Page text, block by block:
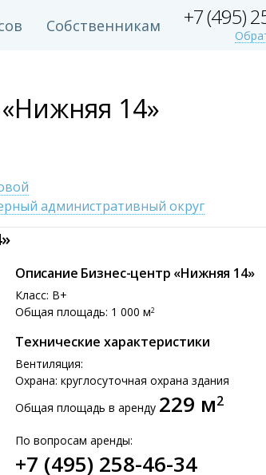
Собственникам +7 (495)
14»
административный округ
Описание Бизнес-центр «Нижняя 14»
Класс: B+
Общая площадь: 1 000 м2
Технические характеристики
Вентиляция:
Охрана: круглосуточная охрана здания
Общая площадь в аренду 229 м2
По вопросам аренды:
+7 (495) 258-46-34